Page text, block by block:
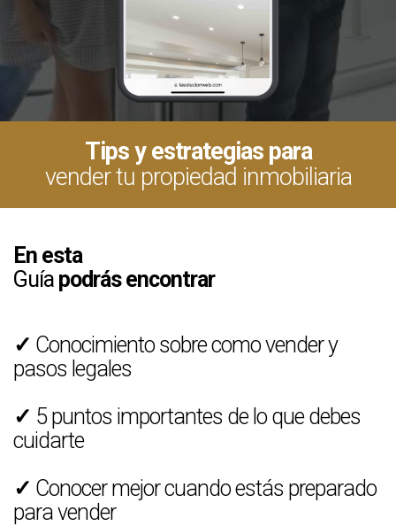
Tips y estrategias para
vender tu propiedad inmobiliaria
En esta
Guía podrás encontrar
✓ Conocimiento sobre como vender y
pasos legales
✓ 5 puntos importantes de lo que debes
cuidarte
✓ Conocer mejor cuando estás preparado
para vender